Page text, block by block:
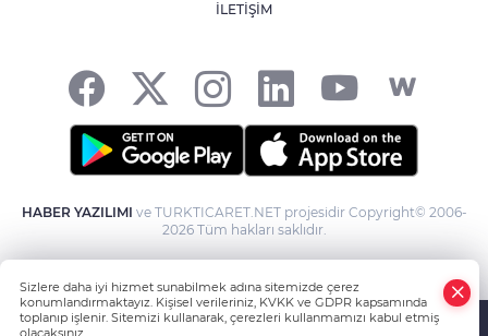
İLETİŞİM
HABER YAZILIMI ve TURKTICARET.NET projesidir Copyright© 2006-
2026 Tüm hakları saklıdır.
Sizlere daha iyi hizmet sunabilmek adına sitemizde çerez
konumlandırmaktayız. Kişisel verileriniz, KVKK ve GDPR kapsamında
toplanıp işlenir. Sitemizi kullanarak, çerezleri kullanmamızı kabul etmiş
olacaksınız.